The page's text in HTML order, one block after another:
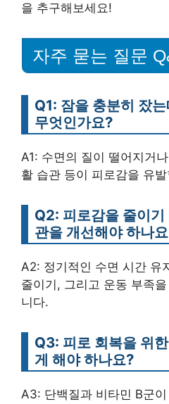
을 추구해보세요!
자주 묻는 질문
Q1: 잠을 충분히 잤
무엇인가요?
A1: 수면의 질이 떨어지거
활 습관 등이 피로감을 유
Q2: 피로감을 줄이
관을 개선해야 하나
A2: 정기적인 수면 시간 유
줄이기, 그리고 운동 부족
니다.
Q3: 피로 회복을 위
게 해야 하나요?
A3: 단백질과 비타민 B군